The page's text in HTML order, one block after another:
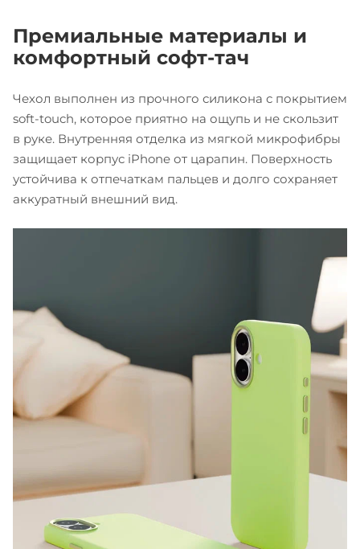
Премиальные материалы и
комфортный софт-тач
Чехол выполнен из прочного силикона с покрытием
soft-touch, которое приятно на ощупь и не скользит
в руке. Внутренняя отделка из мягкой микрофибры
защищает корпус iPhone от царапин. Поверхность
устойчива к отпечаткам пальцев и долго сохраняет
аккуратный внешний вид.